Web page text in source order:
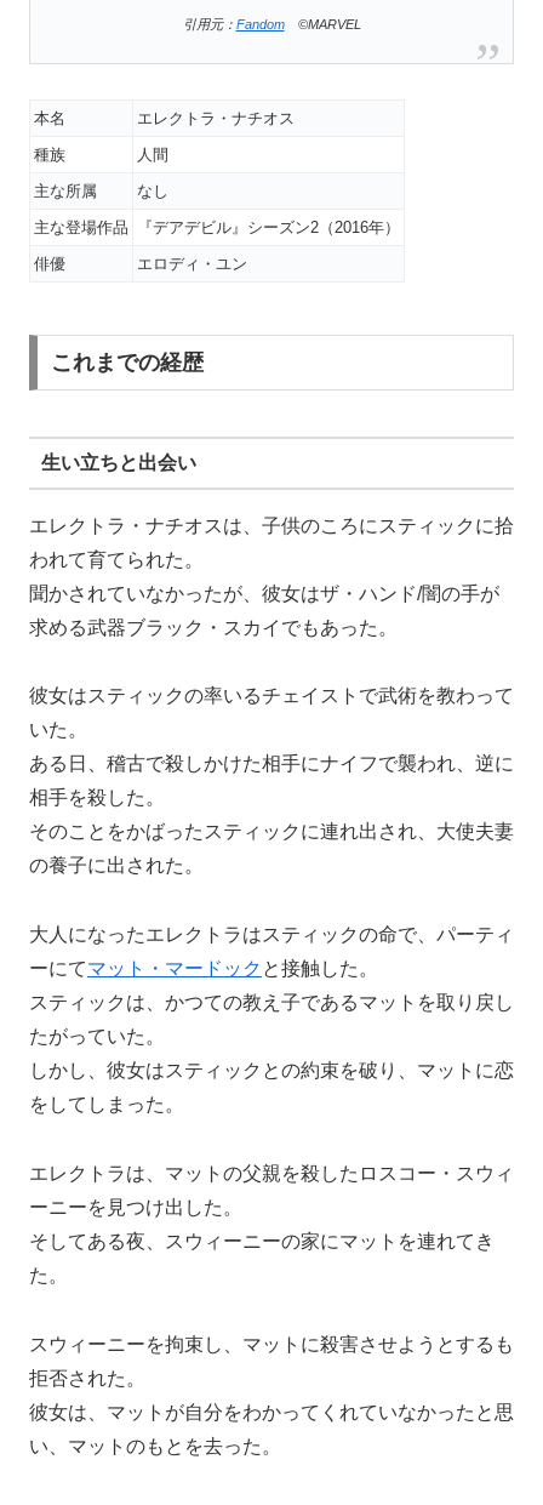
引用元： Fandom©MARVEL
本名
エレクトラ・ナチオス
種族
人間
主な所属
なし
主な登場作品
『デアデビル』シーズン2（2016年）
俳優
エロディ・ユン
これまでの経歴
生い立ちと出会い
エレクトラ・ナチオスは、子供のころにスティックに拾
われて育てられた。
聞かされていなかったが、彼女はザ・ハンド/闇の手が
求める武器ブラック・スカイでもあった。
彼女はスティックの率いるチェイストで武術を教わって
いた。
ある日、稽古で殺しかけた相手にナイフで襲われ、逆に
相手を殺した。
そのことをかばったスティックに連れ出され、大使夫妻
の養子に出された。
大人になったエレクトラはスティックの命で、パーティ
ーにてマット・マードック と接触した。
スティックは、かつての教え子であるマットを取り戻し
たがっていた。
しかし、彼女はスティックとの約束を破り、マットに恋
をしてしまった。
エレクトラは、マットの父親を殺したロスコー・スウィ
ーニーを見つけ出した。
そしてある夜、スウィーニーの家にマットを連れてき
た。
スウィーニーを拘束し、マットに殺害させようとするも
拒否された。
彼女は、マットが自分をわかってくれていなかったと思
い、マットのもとを去った。